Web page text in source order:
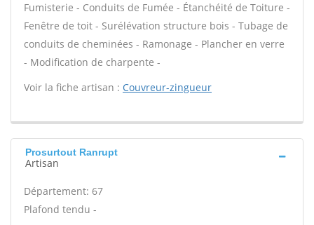
Fumisterie - Conduits de Fumée - Étanchéité de Toiture -
Fenêtre de toit - Surélévation structure bois - Tubage de
conduits de cheminées - Ramonage - Plancher en verre
- Modification de charpente -
Voir la fiche artisan : Couvreur-zingueur
Prosurtout Ranrupt
Artisan
Département: 67
Plafond tendu -